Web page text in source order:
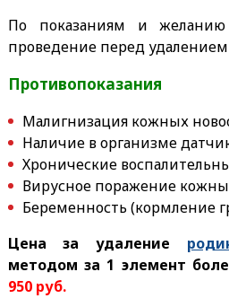
По показаниям и
проведение перед
Противопоказания
Малигнизация кожных
Наличие в организме
Хронические
Вирусное поражение
Беременность (кормление
Цена за удаление
методом за 1 элемент
950 руб.